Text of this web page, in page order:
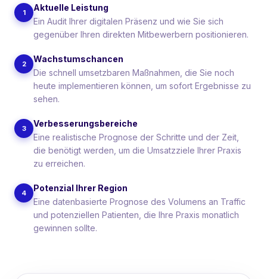
1
Aktuelle Leistung
Ein Audit Ihrer digitalen Präsenz und wie Sie sich
gegenüber Ihren direkten Mitbewerbern positionieren.
2
Wachstumschancen
Die schnell umsetzbaren Maßnahmen, die Sie noch
heute implementieren können, um sofort Ergebnisse zu
sehen.
3
Verbesserungsbereiche
Eine realistische Prognose der Schritte und der Zeit,
die benötigt werden, um die Umsatzziele Ihrer Praxis
zu erreichen.
4
Potenzial Ihrer Region
Eine datenbasierte Prognose des Volumens an Traffic
und potenziellen Patienten, die Ihre Praxis monatlich
gewinnen sollte.